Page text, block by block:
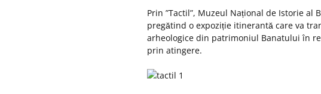
Prin ”Tactil”, Muzeul Național de Istorie
pregătind o expoziție itinerantă care va
arheologice din patrimoniul Banatului în
prin atingere.